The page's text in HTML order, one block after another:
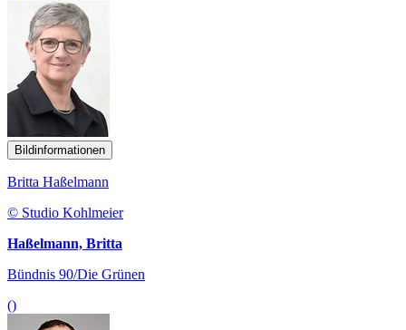
Bildinformationen
Britta Haßelmann
© Studio Kohlmeier
Haßelmann, Britta
Bündnis 90/Die Grünen
()